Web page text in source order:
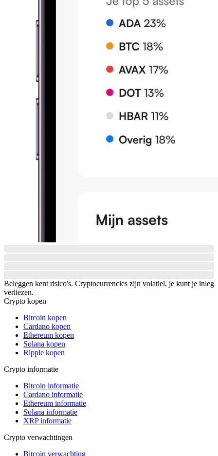
Beleggen kent risico's. Cryptocurrencies zijn volatiel, je kunt je inleg
verliezen.
Crypto kopen
Bitcoin kopen
Cardano kopen
Ethereum kopen
Solana kopen
Ripple kopen
Crypto informatie
Bitcoin informatie
Cardano informatie
Ethereum informatie
Solana informatie
XRP informatie
Crypto verwachtingen
Bitcoin verwachting